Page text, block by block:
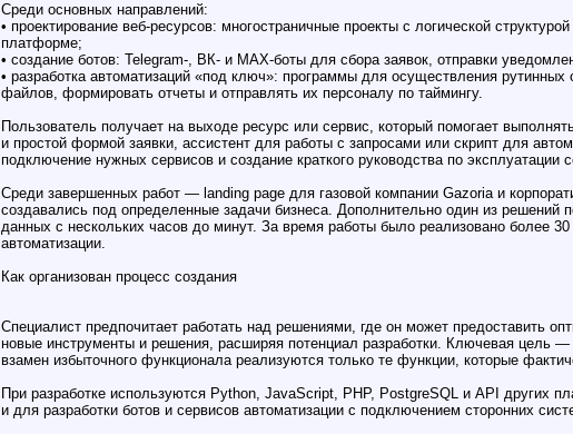
Среди основных направлений:
• проектирование веб-ресурсов: многостраничные проекты с логической
платформе;
• создание ботов: Telegram-, ВК- и MAX-боты для сбора заявок, отправки
• разработка автоматизаций «под ключ»: программы для осуществления
файлов, формировать отчеты и отправлять их персоналу по таймингу.
Пользователь получает на выходе ресурс или сервис, который помогает
и простой формой заявки, ассистент для работы с запросами или скрипт для
подключение нужных сервисов и создание краткого руководства по эксплуатации
Среди завершенных работ — landing page для газовой компании Gazoria и
создавались под определенные задачи бизнеса. Дополнительно один из решений
данных с нескольких часов до минут. За время работы было реализовано более
автоматизации.
Как организован процесс создания
Специалист предпочитает работать над решениями, где он может предоставить
новые инструменты и решения, расширяя потенциал разработки. Ключевая цель
взамен избыточного функционала реализуются только те функции, которые
При разработке используются Python, JavaScript, PHP, PostgreSQL и API других
и для разработки ботов и сервисов автоматизации с подключением сторонних